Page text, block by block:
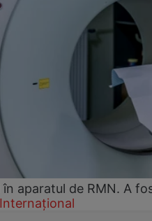
aparatul de RMN. A
Internațional